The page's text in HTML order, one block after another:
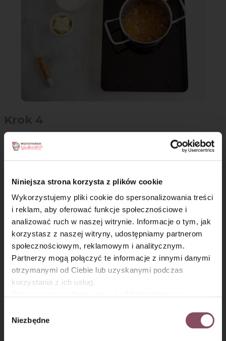
Niniejsza strona korzysta z plików cookie
Wykorzystujemy pliki cookie do spersonalizowania treści
i reklam, aby oferować funkcje społecznościowe i
analizować ruch w naszej witrynie. Informacje o tym, jak
korzystasz z naszej witryny, udostępniamy partnerom
społecznościowym, reklamowym i analitycznym.
Partnerzy mogą połączyć te informacje z innymi danymi
otrzymanymi od Ciebie lub uzyskanymi podczas
korzystania z ich usług.
Gdańsk (80-339) adres: Dickmana 14/15 więcej
informacji o przetwarzaniu danych osobowych oraz
zgody
Niezbędne
Dobrze wymieszaj sos za pomocą rózgi kuchennej. Wszystkie
składniki powinny się połączyć.
Krok 5
×